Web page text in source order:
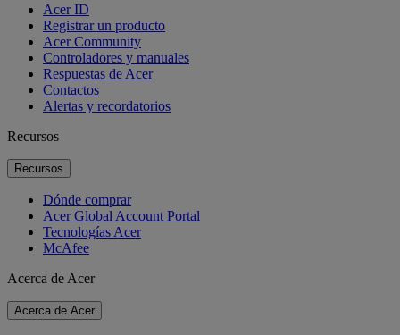
Acer ID
Registrar un producto
Acer Community
Controladores y manuales
Respuestas de Acer
Contactos
Alertas y recordatorios
Recursos
Recursos
Dónde comprar
Acer Global Account Portal
Tecnologías Acer
McAfee
Acerca de Acer
Acerca de Acer